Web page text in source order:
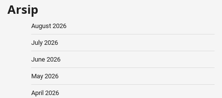
Arsip
August 2026
July 2026
June 2026
May 2026
April 2026